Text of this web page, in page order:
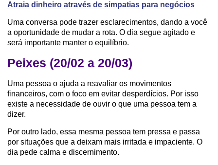
Atraia dinheiro através de simpatias para negócios
Uma conversa pode trazer esclarecimentos, dando a você
a oportunidade de mudar a rota. O dia segue agitado e
será importante manter o equilíbrio.
Peixes (20/02 a 20/03)
Uma pessoa o ajuda a reavaliar os movimentos
financeiros, com o foco em evitar desperdícios. Por isso
existe a necessidade de ouvir o que uma pessoa tem a
dizer.
Por outro lado, essa mesma pessoa tem pressa e passa
por situações que a deixam mais irritada e impaciente. O
dia pede calma e discernimento.